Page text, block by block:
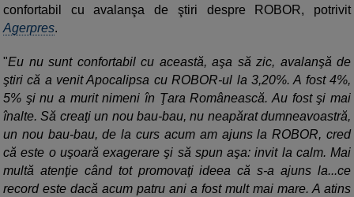
confortabil cu avalanşa de ştiri despre ROBOR, potrivit
Agerpres.
"Eu nu sunt confortabil cu această, aşa să zic, avalanşă de
ştiri că a venit Apocalipsa cu ROBOR-ul la 3,20%. A fost 4%,
5% şi nu a murit nimeni în Ţara Românească. Au fost şi mai
înalte. Să creaţi un nou bau-bau, nu neapărat dumneavoastră,
un nou bau-bau, de la curs acum am ajuns la ROBOR, cred
că este o uşoară exagerare şi să spun aşa: invit la calm. Mai
multă atenţie când tot promovaţi ideea că s-a ajuns la...ce
record este dacă acum patru ani a fost mult mai mare. A atins